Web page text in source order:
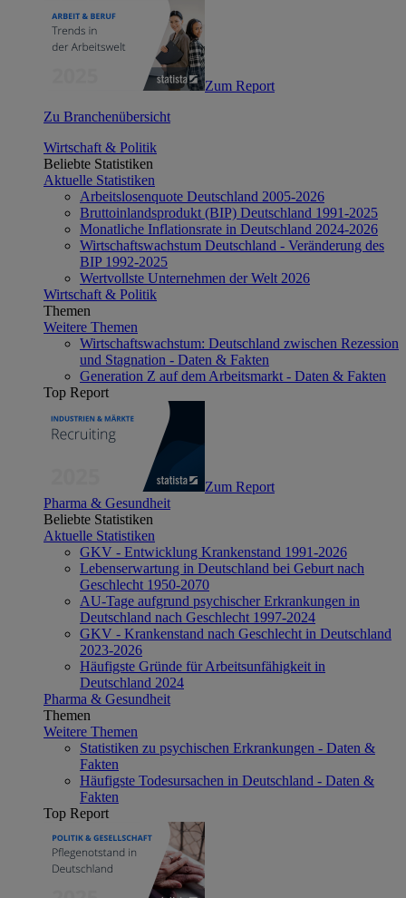
Zum Report
Zu Branchenübersicht
Wirtschaft & Politik
Beliebte Statistiken
Aktuelle Statistiken
Arbeitslosenquote Deutschland 2005-2026
Bruttoinlandsprodukt (BIP) Deutschland 1991-2025
Monatliche Inflationsrate in Deutschland 2024-2026
Wirtschaftswachstum Deutschland - Veränderung des
BIP 1992-2025
Wertvollste Unternehmen der Welt 2026
Wirtschaft & Politik
Themen
Weitere Themen
Wirtschaftswachstum: Deutschland zwischen Rezession
und Stagnation - Daten & Fakten
Generation Z auf dem Arbeitsmarkt - Daten & Fakten
Top Report
Zum Report
Pharma & Gesundheit
Beliebte Statistiken
Aktuelle Statistiken
GKV - Entwicklung Krankenstand 1991-2026
Lebenserwartung in Deutschland bei Geburt nach
Geschlecht 1950-2070
AU-Tage aufgrund psychischer Erkrankungen in
Deutschland nach Geschlecht 1997-2024
GKV - Krankenstand nach Geschlecht in Deutschland
2023-2026
Häufigste Gründe für Arbeitsunfähigkeit in
Deutschland 2024
Pharma & Gesundheit
Themen
Weitere Themen
Statistiken zu psychischen Erkrankungen - Daten &
Fakten
Häufigste Todesursachen in Deutschland - Daten &
Fakten
Top Report